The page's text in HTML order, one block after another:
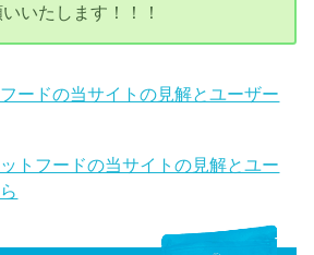
いたします！！！
ードの当サイトの見解とユーザー
トフードの当サイトの見解とユー